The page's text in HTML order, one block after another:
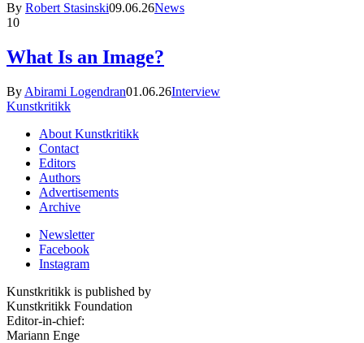
By Robert Stasinski09.06.26News
10
What Is an Image?
By Abirami Logendran01.06.26Interview
Kunstkritikk
About Kunstkritikk
Contact
Editors
Authors
Advertisements
Archive
Newsletter
Facebook
Instagram
Kunstkritikk is published by
Kunstkritikk Foundation
Editor-in-chief:
Mariann Enge